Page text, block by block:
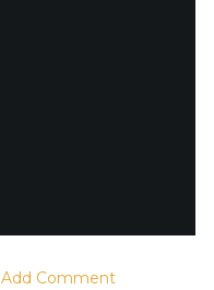
Add Comment